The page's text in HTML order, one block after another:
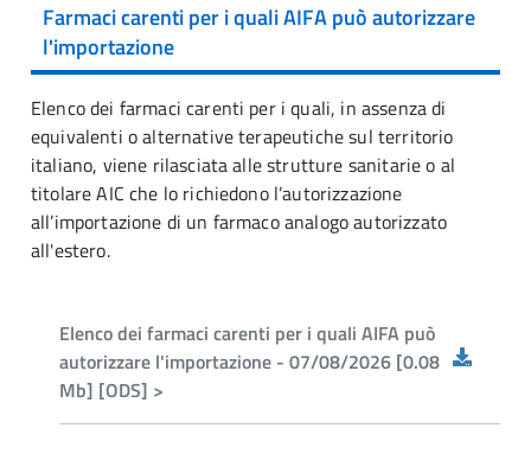
Farmaci carenti per i quali AIFA può autorizzare
l'importazione
Elenco dei farmaci carenti per i quali, in assenza di
equivalenti o alternative terapeutiche sul territorio
italiano, viene rilasciata alle strutture sanitarie o al
titolare AIC che lo richiedono l’autorizzazione
all’importazione di un farmaco analogo autorizzato
all'estero.
Elenco dei farmaci carenti per i quali AIFA può
autorizzare l'importazione - 07/08/2026 [0.08
Mb] [ODS] >